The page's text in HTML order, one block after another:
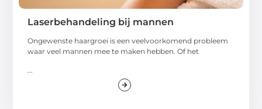
Laserbehandeling bij mannen
Ongewenste haargroei is een veelvoorkomend probleem
waar veel mannen mee te maken hebben. Of het
...